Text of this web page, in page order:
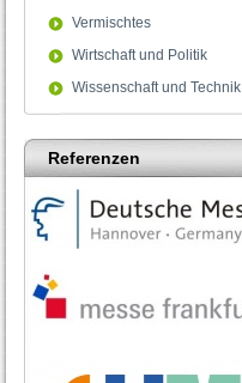
Vermischtes
Wirtschaft und Politik
Wissenschaft und Technik
Referenzen